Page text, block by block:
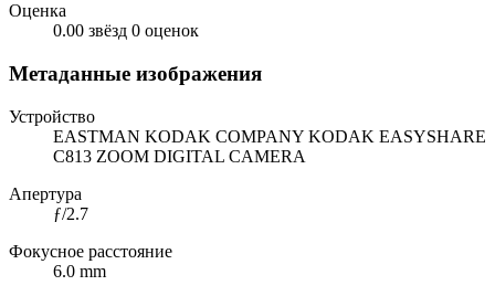
Оценка
0.00 звёзд 0 оценок
Метаданные изображения
Устройство
EASTMAN KODAK COMPANY KODAK EASYSHARE
C813 ZOOM DIGITAL CAMERA
Апертура
ƒ/2.7
Фокусное расстояние
6.0 mm